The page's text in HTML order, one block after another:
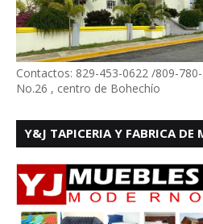
Contactos: 829-453-0622 /809-
No.26 , centro de Bohechío
Y&J TAPICERIA Y FABRICA DE